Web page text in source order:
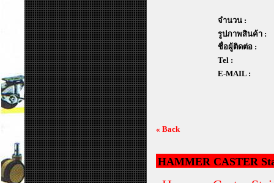
จำนวน :
รูปภาพสินค้า :
ชื่อผู้ติดต่อ :
Tel :
E-MAIL :
« Back
HAMMER CASTER